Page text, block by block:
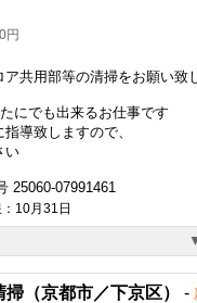
円
ア共用部等の清掃をお願い致
にでも出来るお仕事です
導致しますので、
い
25060-07991461
10月31日
（京都市／下京区） -